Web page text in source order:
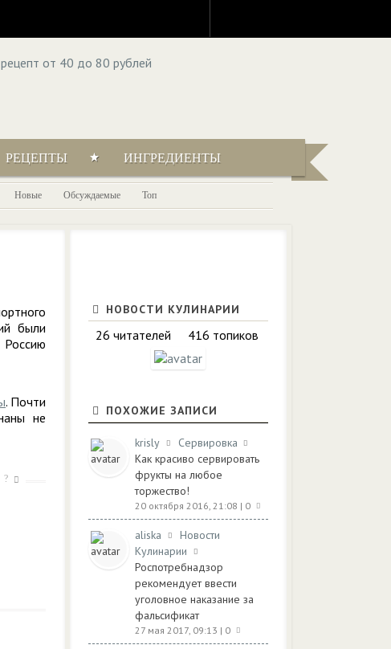
РЕЦЕПТЫ ИНГРЕДИЕНТЫ
Новые Обсуждаемые Топ
были
Россию
. Почти
не
?
НОВОСТИ КУЛИНАРИИ
26 читателей 416 топиков
ПОХОЖИЕ ЗАПИСИ
krisly
Сервировка
Как красиво сервировать
фрукты на любое
торжество!
20 октября 2016, 21:08 | 0
aliska
Новости
Кулинарии
Роспотребнадзор
рекомендует ввести
уголовное наказание за
фальсификат
27 мая 2017, 09:13 | 0